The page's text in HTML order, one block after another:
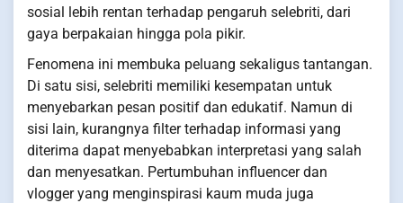
sosial lebih rentan terhadap pengaruh selebriti, dari
gaya berpakaian hingga pola pikir.
Fenomena ini membuka peluang sekaligus tantangan.
Di satu sisi, selebriti memiliki kesempatan untuk
menyebarkan pesan positif dan edukatif. Namun di
sisi lain, kurangnya filter terhadap informasi yang
diterima dapat menyebabkan interpretasi yang salah
dan menyesatkan. Pertumbuhan influencer dan
vlogger yang menginspirasi kaum muda juga